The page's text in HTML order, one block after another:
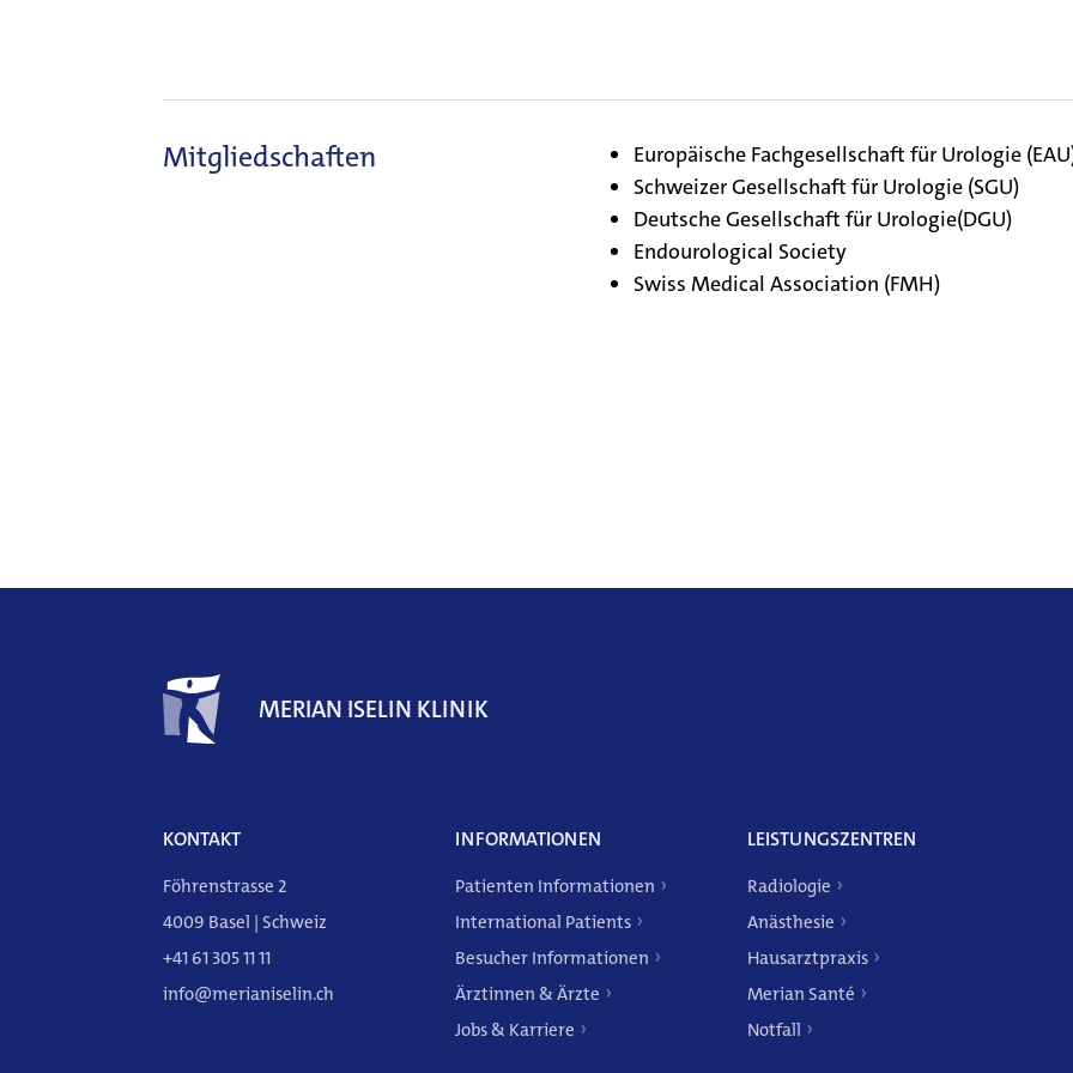
Mitgliedschaften
Europäische Fachgesellschaft für Urologie
Schweizer Gesellschaft für Urologie (SGU)
Deutsche Gesellschaft für Urologie(DGU)
Endourological Society
Swiss Medical Association (FMH)
MERIAN ISELIN KLINIK
KONTAKT
Föhrenstrasse 2
4009 Basel | Schweiz
+41 61 305 11 11
info@merianiselin.ch
INFORMATIONEN
Patienten Informationen
International Patients
Besucher Informationen
Ärztinnen & Ärzte
Jobs & Karriere
LEISTUNGSZENTREN
Radiologie
Anästhesie
Hausarztpraxis
Merian Santé
Notfall